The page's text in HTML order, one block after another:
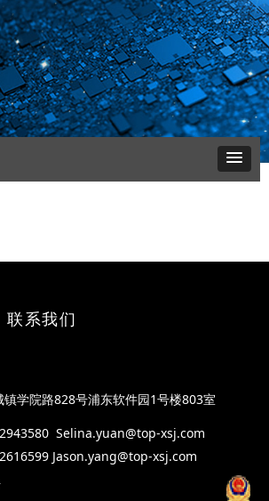
联系我们
学院路828号浦东软件园1号楼803室
0 Selina.yuan@top-xsj.com
Jason.yang@top-xsj.com